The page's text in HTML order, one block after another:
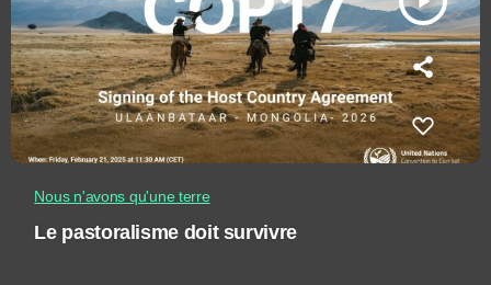
Nous n'avons qu'une terre
Le pastoralisme doit survivre